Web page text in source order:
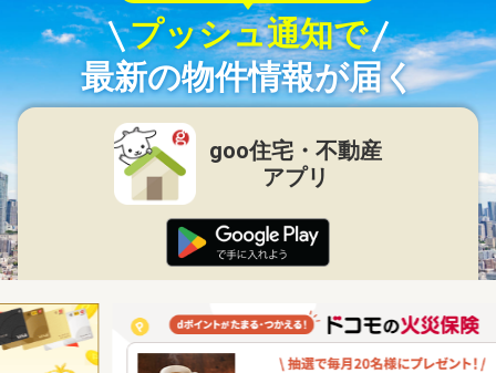
プッシュ通知で
最新の物件情報が届く
goo住宅・不動産
アプリ